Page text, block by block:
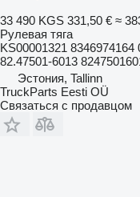
33 490 KGS 331,50 € ≈
Рулевая тяга
KS00001321 8346974164
82.47501-6013
Эстония, Tallinn
TruckParts Eesti OÜ
Связаться с продавцом